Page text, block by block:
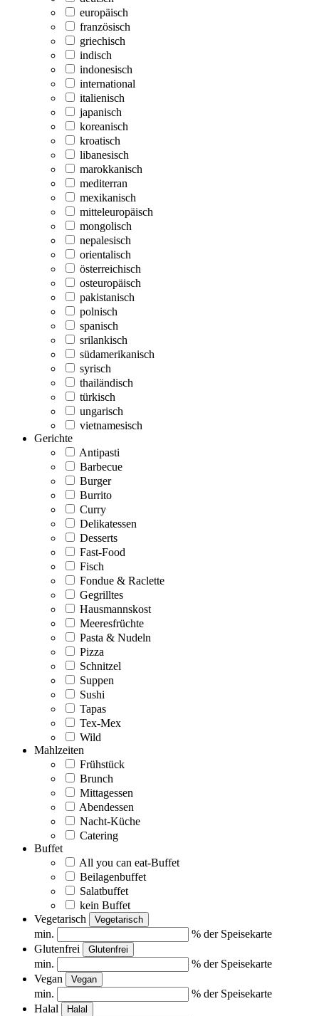
europäisch
französisch
griechisch
indisch
indonesisch
international
italienisch
japanisch
koreanisch
kroatisch
libanesisch
marokkanisch
mediterran
mexikanisch
mitteleuropäisch
mongolisch
nepalesisch
orientalisch
österreichisch
osteuropäisch
pakistanisch
polnisch
spanisch
srilankisch
südamerikanisch
syrisch
thailändisch
türkisch
ungarisch
vietnamesisch
Gerichte
Antipasti
Barbecue
Burger
Burrito
Curry
Delikatessen
Desserts
Fast-Food
Fisch
Fondue & Raclette
Gegrilltes
Hausmannskost
Meeresfrüchte
Pasta & Nudeln
Pizza
Schnitzel
Suppen
Sushi
Tapas
Tex-Mex
Wild
Mahlzeiten
Frühstück
Brunch
Mittagessen
Abendessen
Nacht-Küche
Catering
Buffet
All you can eat-Buffet
Beilagenbuffet
Salatbuffet
kein Buffet
Vegetarisch
Vegetarisch
min.
% der Speisekarte
Glutenfrei
Glutenfrei
min.
% der Speisekarte
Vegan
Vegan
min.
% der Speisekarte
Halal
Halal